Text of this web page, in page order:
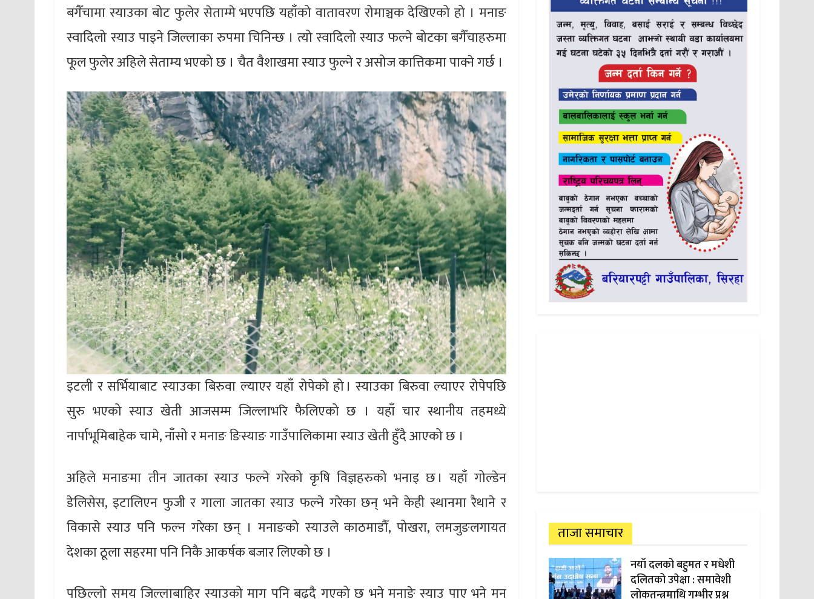
बगैँचामा स्याउका बोट फुलेर सेताम्मे भएपछि यहाँको वातावरण रोमाञ्चक देखिएको हो । मनाङ
स्वादिलो स्याउ पाइने जिल्लाका रुपमा चिनिन्छ । त्यो स्वादिलो स्याउ फल्ने बोटका बगैँचाहरुमा
फूल फुलेर अहिले सेताम्य भएको छ । चैत वैशाखमा स्याउ फुल्ने र असोज कात्तिकमा पाक्ने गर्छ ।
इटली र सर्भियाबाट स्याउका बिरुवा ल्याएर यहाँ रोपेको हो । स्याउका बिरुवा ल्याएर रोपेपछि
सुरु भएको स्याउ खेती आजसम्म जिल्लाभरि फैलिएको छ । यहाँ चार स्थानीय तहमध्ये
नार्पाभूमिबाहेक चामे, नाँसो र मनाङ ङिस्याङ गाउँपालिकामा स्याउ खेती हुँदै आएको छ ।
अहिले मनाङमा तीन जातका स्याउ फल्ने गरेको कृषि विज्ञहरुको भनाइ छ । यहाँ गोल्डेन
डेलिसेस, इटालिएन फुजी र गाला जातका स्याउ फल्ने गरेका छन् भने केही स्थानमा रैथाने र
विकासे स्याउ पनि फल्न गरेका छन् । मनाङको स्याउले काठमाडौँ, पोखरा, लमजुङलगायत
देशका ठूला सहरमा पनि निकै आकर्षक बजार लिएको छ ।
पछिल्लो समय जिल्लाबाहिर स्याउको माग पनि बढ्दै गएको छ भने मनाङे स्याउ पाए भने मन
ताजा समाचार
नयाँ दलको बहुमत र मधेशी
दलितको उपेक्षा : समावेशी
लोकतन्त्रमाथि गम्भीर प्रश्न